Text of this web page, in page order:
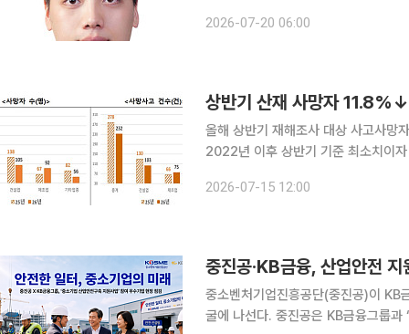
사고사망에 의한 중대재해가 발생했
2026-07-20 06:00
상반기 산재 사망자
올해 상반기 재해조사 대상 사고사망
2022년 이후 상반기 기준 최소치이자 가장 큰 감소 폭이다.
건법’ 등 위반 가능성이 있는 산업재
2026-07-15 12:00
중진공·KB금융, 산업안전
중소벤처기업진흥공단(중진공)이 KB
굴에 나선다. 중진공은 KB금융그룹과 ‘중소기업 산업안전구축 지원사업’ 추진 현황을 점검하고 안